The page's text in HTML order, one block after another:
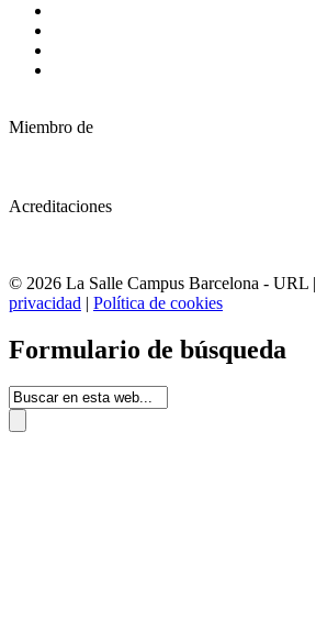
Miembro de
Acreditaciones
© 2026 La Salle Campus Barcelona - URL |
privacidad | Política de cookies
Formulario de búsqueda